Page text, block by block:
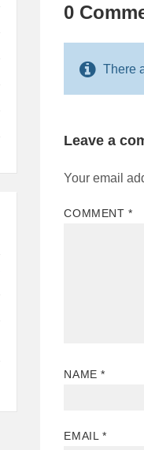
0
There
Leave a
Your email
COMMENT *
NAME*
EMAIL *